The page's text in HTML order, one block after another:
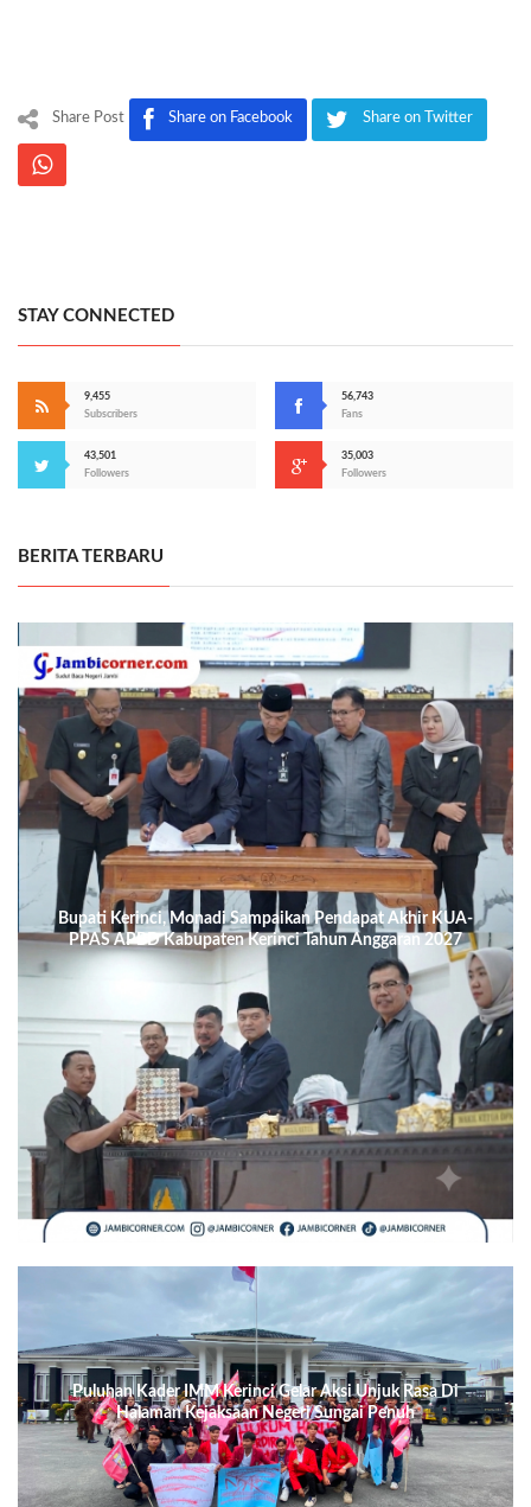
Share Post Share on Facebook Share on Twitter
STAY CONNECTED
9,455
Subscribers
56,743
Fans
43,501
Followers
35,003
Followers
BERITA TERBARU
Bupati Kerinci, Monadi Sampaikan Pendapat Akhir KUA-
PPAS APBD Kabupaten Kerinci Tahun Anggaran 2027
Puluhan Kader IMM Kerinci Gelar Aksi Unjuk Rasa Di
Halaman Kejaksaan Negeri Sungai Penuh